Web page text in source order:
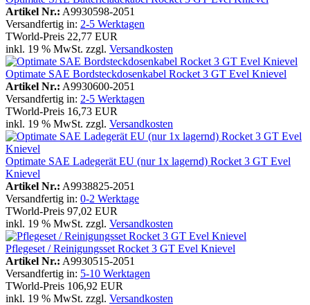
Artikel Nr.: A9930598-2051
Versandfertig in: 2-5 Werktagen
TWorld-Preis 22,77 EUR
inkl. 19 % MwSt. zzgl. Versandkosten
Optimate SAE Bordsteckdosenkabel Rocket 3 GT Evel Knievel
Artikel Nr.: A9930600-2051
Versandfertig in: 2-5 Werktagen
TWorld-Preis 16,73 EUR
inkl. 19 % MwSt. zzgl. Versandkosten
Optimate SAE Ladegerät EU (nur 1x lagernd) Rocket 3 GT Evel
Knievel
Artikel Nr.: A9938825-2051
Versandfertig in: 0-2 Werktage
TWorld-Preis 97,02 EUR
inkl. 19 % MwSt. zzgl. Versandkosten
Pflegeset / Reinigungsset Rocket 3 GT Evel Knievel
Artikel Nr.: A9930515-2051
Versandfertig in: 5-10 Werktagen
TWorld-Preis 106,92 EUR
inkl. 19 % MwSt. zzgl. Versandkosten